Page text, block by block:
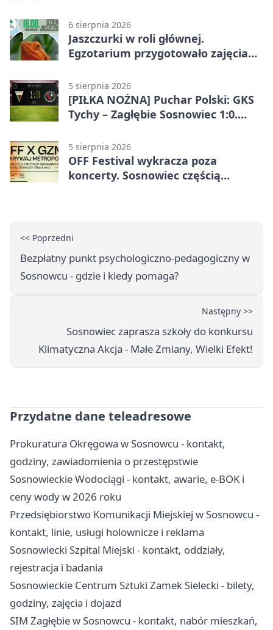
6 sierpnia 2026
Jaszczurki w roli głównej.
Egzotarium przygotowało zajęcia
5 sierpnia 2026
[PIŁKA NOŻNA] Puchar Polski: GKS
Tychy – Zagłębie Sosnowiec 1:0.
przed przerwą
5 sierpnia 2026
OFF Festival wykracza poza
koncerty. Sosnowiec częścią
<< Poprzedni
Bezpłatny punkt psychologiczno-pedagogiczny w
Sosnowcu - gdzie i kiedy pomaga?
Następny >>
Sosnowiec zaprasza szkoły do konkursu
Klimatyczna Akcja - Małe Zmiany, Wielki Efekt!
Przydatne dane teleadresowe
Prokuratura Okręgowa w Sosnowcu - kontakt,
godziny, zawiadomienia o przestępstwie
Sosnowieckie Wodociągi - kontakt, awarie, e-BOK i
ceny wody w 2026 roku
Przedsiębiorstwo Komunikacji Miejskiej w Sosnowcu -
kontakt, linie, usługi holownicze i reklama
Sosnowiecki Szpital Miejski - kontakt, oddziały,
rejestracja i badania
Sosnowieckie Centrum Sztuki Zamek Sielecki - bilety,
godziny, zajęcia i dojazd
SIM Zagłębie w Sosnowcu - kontakt, nabór mieszkań,